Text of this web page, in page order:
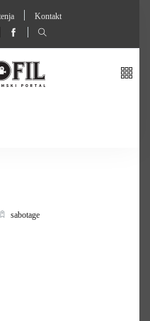
Kontakt
sabotage